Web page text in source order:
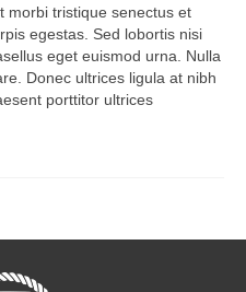
morbi tristique senectus et
egestas. Sed lobortis nisi
eget euismod urna. Nulla
Donec ultrices ligula at nibh
porttitor ultrices